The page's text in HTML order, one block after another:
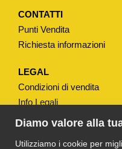
Diamo valore alla
Utilizziamo i cookie per
à
CONTATTI
Punti Vendita
Richiesta informazioni
LEGAL
Condizioni di vendita
Info Legali
Note Legali